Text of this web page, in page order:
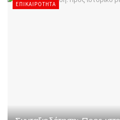
ΕΠΙΚΑΙΡΌΤΗΤΑ